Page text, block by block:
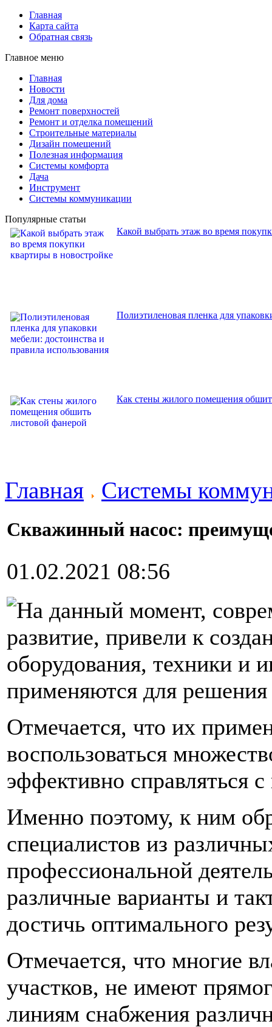
Главная
Карта сайта
Обратная связь
Главное меню
Главная
Новости
Для дома
Ремонт поверхностей
Ремонт и отделка помещений
Строительные материалы
Дизайн помещений
Полезная информация
Системы комфорта
Дача
Инструмент
Системы коммуникации
Популярные статьи
Какой выбрать этаж во время
Полиэтиленовая пленка для
Как стены жилого помещения
Главная Системы
Скважинный насос:
01.02.2021 08:56
На данный момент,
развитие, привели к
оборудования, техники и
применяются для решения
Отмечается, что их
воспользоваться
эффективно справляться
Именно поэтому, к ним
специалистов из
профессиональной
различные варианты и
достичь оптимального
Отмечается, что многие
участков, не имеют
линиям снабжения